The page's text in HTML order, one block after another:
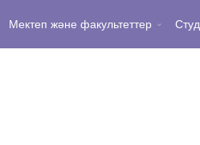
Мектеп және факультеттер